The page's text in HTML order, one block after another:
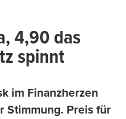
4,90 das
spinnt
im Finanzherzen
Stimmung. Preis für